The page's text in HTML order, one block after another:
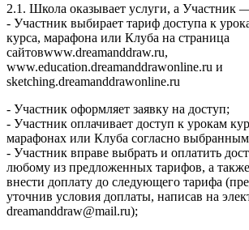
2.1. Школа оказывает услуги, а Участник
- Участник выбирает тариф доступа к
курса, марафона или Клуба на страница
сайтовwww.dreamanddraw.ru,
www.education.dreamanddrawonline.ru и
sketching.dreamanddrawonline.ru
- Участник оформляет заявку на доступ;
- Участник оплачивает доступ к урокам
марафонах или Клуба согласно
- Участник вправе выбрать и оплатить
любому из предложенных тарифов, а
внести доплату до следующего тарифа
уточнив условия доплаты, написав на
dreamanddraw@mail.ru);